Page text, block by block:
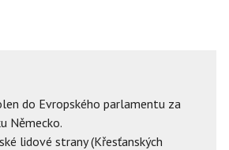
do Evropského parlamentu za
Německo.
lidové strany (Křesťanských